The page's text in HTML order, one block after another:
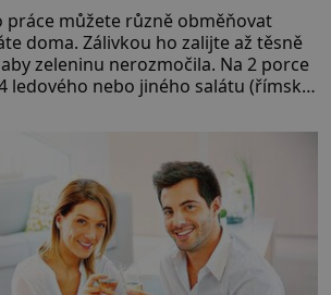
práce můžete různě obměňovat
doma. Zálivkou ho zalijte až těsně
zeleninu nerozmočila. Na 2 porce
ledového nebo jiného salátu (římský
Zálivka: ✿ 4 lžíce olivového oleje ✿ 1
✿ ½ stroužku